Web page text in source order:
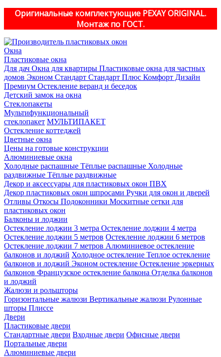
Оригинальные комплектующие PEXAY ORIGINAL.
Монтаж по ГОСТ.
Окна
Пластиковые окна
Для дач Окна для квартиры Пластиковые окна для частных
домов Эконом Стандарт Стандарт Плюс Комфорт Дизайн
Премиум Остекление веранд и беседок
Детский замок на окна
Стеклопакеты
Мультифункциональный
стеклопакет МУЛЬТИПАКЕТ
Остекление коттеджей
Цветные окна
Цены на готовые конструкции
Алюминиевые окна
Холодные распашные Тёплые распашные Холодные
раздвижные Тёплые раздвижные
Декор и аксессуары для пластиковых окон ПВХ
Декор пластиковых окон шпросами Ручки для окон и дверей
Отливы Откосы Подоконники Москитные сетки для
пластиковых окон
Балконы и лоджии
Остекление лоджии 3 метра Остекление лоджии 4 метра
Остекление лоджии 5 метров Остекление лоджии 6 метров
Остекление лоджии 7 метров Алюминиевое остекление
балконов и лоджий Холодное остекление Теплое остекление
балконов и лоджий Эконом остекление Остекление эркерных
балконов Французское остекление балкона Отделка балконов
и лоджий
Жалюзи и рольшторы
Горизонтальные жалюзи Вертикальные жалюзи Рулонные
шторы Плиссе
Двери
Пластиковые двери
Стандартные двери Входные двери Офисные двери
Портальные двери
Алюминиевые двери